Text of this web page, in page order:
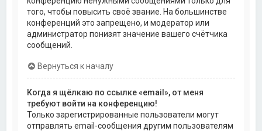
того, чтобы повысить своё звание. На большинстве
конференций это запрещено, и модератор или
администратор понизят значение вашего счётчика
сообщений.
Вернуться к началу
Когда я щёлкаю по ссылке «email», от меня
требуют войти на конференцию!
Только зарегистрированные пользователи могут
отправлять email-сообщения другим пользователям